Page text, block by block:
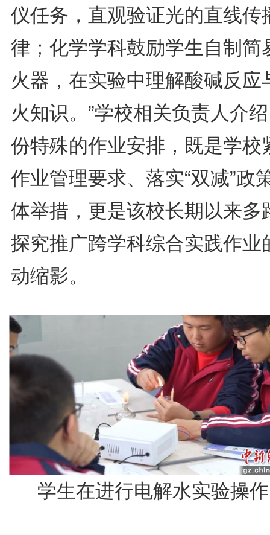
仪任务，直观验证光的直线传
律；化学学科鼓励学生自制简
火器，在实验中理解酸碱反应
火知识。”学校相关负责人介
份特殊的作业安排，既是学校
作业管理要求、落实“双减”政
体举措，更是该校长期以来多
探究推广跨学科综合实践作业
动缩影。
学生在进行电解水实验操